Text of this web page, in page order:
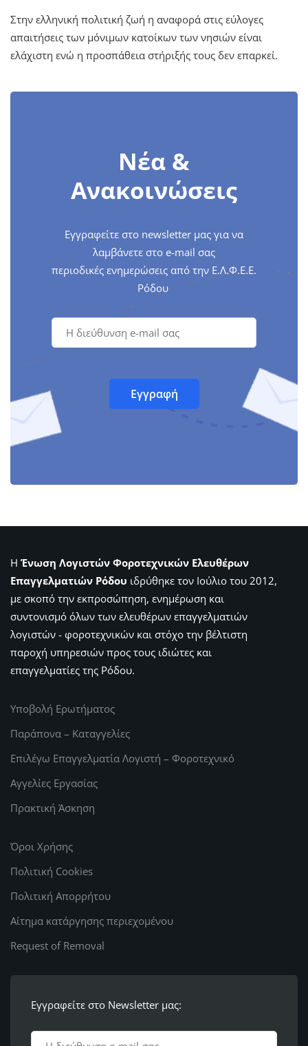
Στην ελληνική πολιτική ζωή η αναφορά στις εύλογες
απαιτήσεις των μόνιμων κατοίκων των νησιών είναι
ελάχιστη ενώ η προσπάθεια στήριξής τους δεν επαρκεί.
Νέα &
Ανακοινώσεις
Εγγραφείτε στο newsletter μας για να
λαμβάνετε στο e-mail σας
περιοδικές ενημερώσεις από την Ε.Λ.Φ.Ε.Ε.
Ρόδου
Η Ένωση Λογιστών Φοροτεχνικών Ελευθέρων
Επαγγελματιών Ρόδου ιδρύθηκε τον Ιούλιο του 2012,
με σκοπό την εκπροσώπηση, ενημέρωση και
συντονισμό όλων των ελευθέρων επαγγελματιών
λογιστών - φοροτεχνικών και στόχο την βέλτιστη
παροχή υπηρεσιών προς τους ιδιώτες και
επαγγελματίες της Ρόδου.
Υποβολή Ερωτήματος
Παράπονα – Καταγγελίες
Επιλέγω Επαγγελματία Λογιστή – Φοροτεχνικό
Αγγελίες Εργασίας
Πρακτική Άσκηση
Όροι Χρήσης
Πολιτική Cookies
Πολιτική Απορρήτου
Αίτημα κατάργησης περιεχομένου
Request of Removal
Εγγραφείτε στο Newsletter μας: